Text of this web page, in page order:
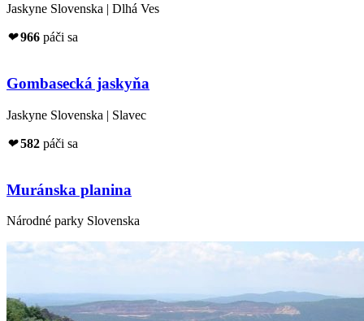
Jaskyne Slovenska | Dlhá Ves
❤ 966 páči sa
Gombasecká jaskyňa
Jaskyne Slovenska | Slavec
❤ 582 páči sa
Muránska planina
Národné parky Slovenska